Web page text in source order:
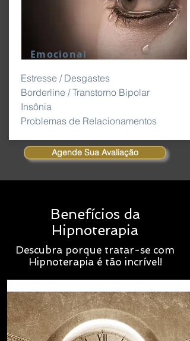
Emocional
Estresse / Desgastes
Borderline / Transtorno Bipolar
Insônia
Problemas de Relacionamentos
Agende Sua Avaliação
Benefícios da
Hipnoterapia
Descubra porque tratar-se com
Hipnoterapia é tão incrível!